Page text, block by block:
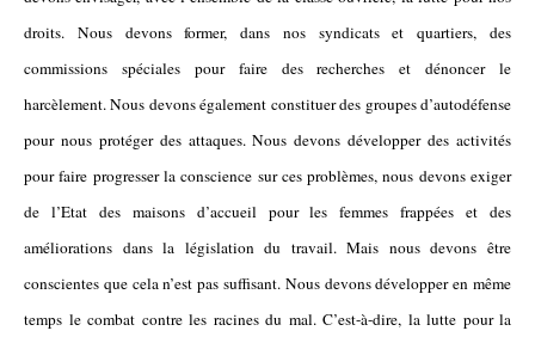
droits. Nous devons former, dans nos syndicats et quartiers, des
commissions spéciales pour faire des recherches et dénoncer le
harcèlement. Nous devons également constituer des groupes d’autodéfense
pour nous protéger des attaques. Nous devons développer des activités
pour faire progresser la conscience sur ces problèmes, nous devons exiger
de l’Etat des maisons d’accueil pour les femmes frappées et des
améliorations dans la législation du travail. Mais nous devons être
conscientes que cela n’est pas suffisant. Nous devons développer en même
temps le combat contre les racines du mal. C’est-à-dire, la lutte pour la